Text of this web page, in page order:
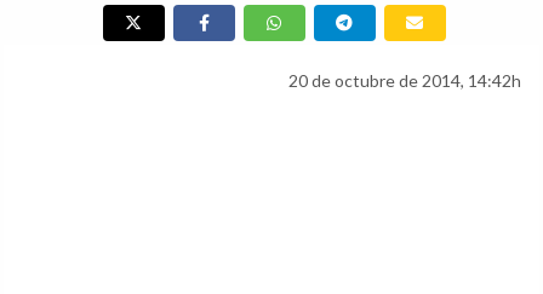
20 de octubre de 2014, 14:42h